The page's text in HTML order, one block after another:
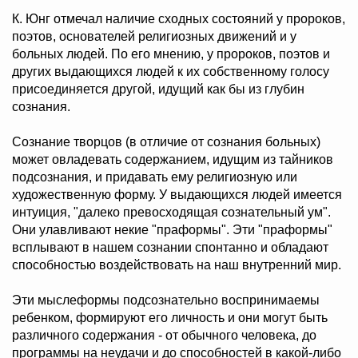
К. Юнг отмечал наличие сходных состояний у пророков,
поэтов, основателей религиозных движений и у
больных людей. По его мнению, у пророков, поэтов и
других выдающихся людей к их собственному голосу
присоединяется другой, идущий как бы из глубин
сознания.
Сознание творцов (в отличие от сознания больных)
может овладевать содержанием, идущим из тайников
подсознания, и придавать ему религиозную или
художественную форму. У выдающихся людей имеется
интуиция, "далеко превосходящая сознательный ум".
Они улавливают некие "праформы". Эти "праформы"
всплывают в нашем сознании спонтанно и обладают
способностью воздействовать на наш внутренний мир.
Эти мыслеформы подсознательно воспринимаемы
ребенком, формируют его личность и они могут быть
различного содержания - от обычного человека, до
программы на неудачи и до способностей в какой-либо